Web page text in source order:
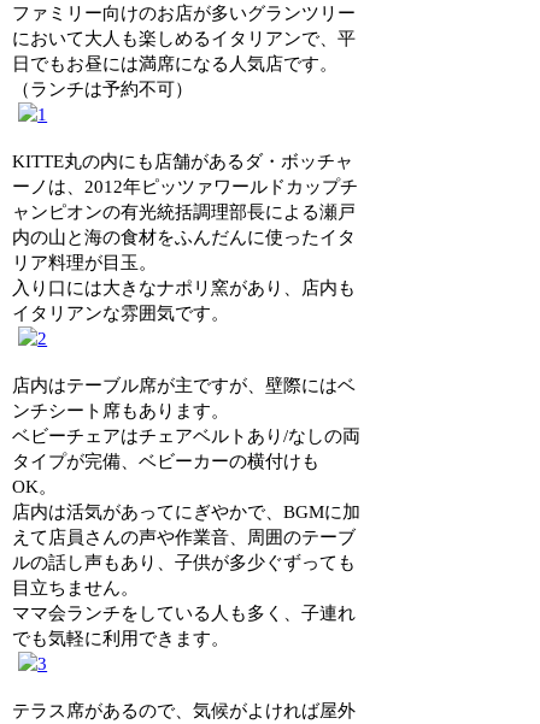
ファミリー向けのお店が多いグランツリー
において大人も楽しめるイタリアンで、平
日でもお昼には満席になる人気店です。
（ランチは予約不可）
KITTE丸の内にも店舗があるダ・ボッチャ
ーノは、2012年ピッツァワールドカップチ
ャンピオンの有光統括調理部長による瀬戸
内の山と海の食材をふんだんに使ったイタ
リア料理が目玉。
入り口には大きなナポリ窯があり、店内も
イタリアンな雰囲気です。
店内はテーブル席が主ですが、壁際にはベ
ンチシート席もあります。
ベビーチェアはチェアベルトあり/なしの両
タイプが完備、ベビーカーの横付けも
OK。
店内は活気があってにぎやかで、BGMに加
えて店員さんの声や作業音、周囲のテーブ
ルの話し声もあり、子供が多少ぐずっても
目立ちません。
ママ会ランチをしている人も多く、子連れ
でも気軽に利用できます。
テラス席があるので、気候がよければ屋外